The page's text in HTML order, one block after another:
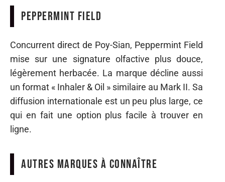
Peppermint Field
Concurrent direct de Poy-Sian, Peppermint Field
mise sur une signature olfactive plus douce,
légèrement herbacée. La marque décline aussi
un format « Inhaler & Oil » similaire au Mark II. Sa
diffusion internationale est un peu plus large, ce
qui en fait une option plus facile à trouver en
ligne.
Autres marques à connaître